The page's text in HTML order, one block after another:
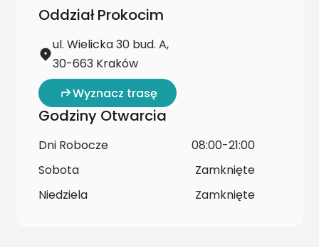
Oddział Prokocim
ul. Wielicka 30 bud. A,
30-663 Kraków
Wyznacz trasę
Godziny Otwarcia
Dni Robocze
08:00-21:00
Sobota
Zamknięte
Niedziela
Zamknięte